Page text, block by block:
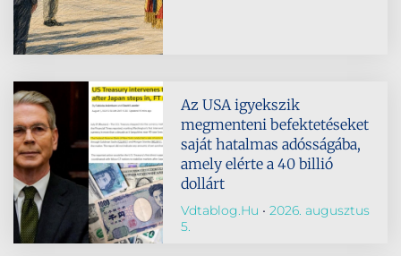
Az USA igyekszik
megmenteni befektetéseket
saját hatalmas adósságába,
amely elérte a 40 billió
dollárt
Vdtablog.hu
2026. augusztus
5.